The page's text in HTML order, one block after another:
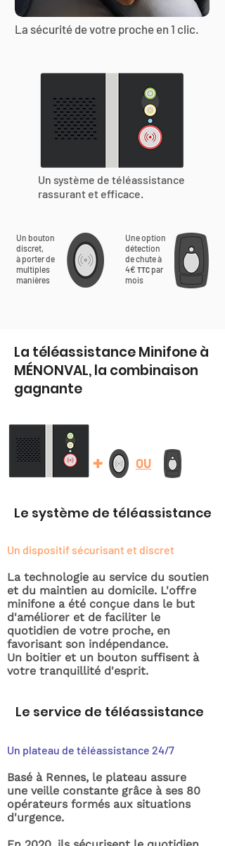
La sécurité de votre proche en 1 clic.
Un système de téléassistance
rassurant et efficace.
Un bouton
discret,
à porter de
multiples
manières
Une option
détection
de chute à
4€ TTC par
mois
La téléassistance Minifone à
MÉNONVAL, la combinaison
gagnante
+ OU
Le système de téléassistance
Un dispositif sécurisant et discret
La technologie au service du soutien
et du maintien au domicile. L'offre
minifone a été conçue dans le but
d'améliorer et de faciliter le
quotidien de votre proche, en
favorisant son indépendance.
Un boitier et un bouton suffisent à
votre tranquillité d'esprit.
Le service de téléassistance
Un plateau de téléassistance 24/7
Basé à Rennes, le plateau assure
une veille constante grâce à ses 80
opérateurs formés aux situations
d'urgence.